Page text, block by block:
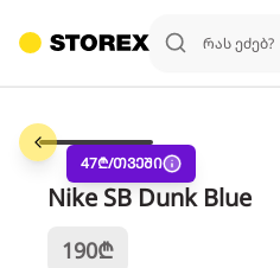
47₾/თვეში
Nike SB Dunk Blue
190₾